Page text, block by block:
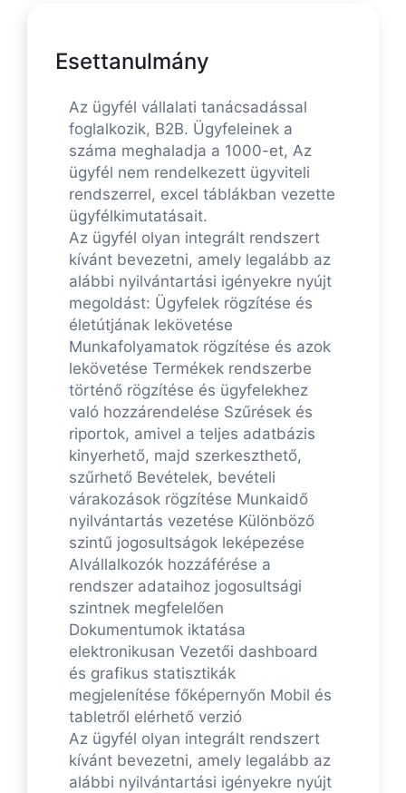
Esettanulmány
Az ügyfél vállalati tanácsadással
foglalkozik, B2B. Ügyfeleinek a
száma meghaladja a 1000-et, Az
ügyfél nem rendelkezett ügyviteli
rendszerrel, excel táblákban vezette
ügyfélkimutatásait.
Az ügyfél olyan integrált rendszert
kívánt bevezetni, amely legalább az
alábbi nyilvántartási igényekre nyújt
megoldást: Ügyfelek rögzítése és
életútjának lekövetése
Munkafolyamatok rögzítése és azok
lekövetése Termékek rendszerbe
történő rögzítése és ügyfelekhez
való hozzárendelése Szűrések és
riportok, amivel a teljes adatbázis
kinyerhető, majd szerkeszthető,
szűrhető Bevételek, bevételi
várakozások rögzítése Munkaidő
nyilvántartás vezetése Különböző
szintű jogosultságok leképezése
Alvállalkozók hozzáférése a
rendszer adataihoz jogosultsági
szintnek megfelelően
Dokumentumok iktatása
elektronikusan Vezetői dashboard
és grafikus statisztikák
megjelenítése főképernyőn Mobil és
tabletről elérhető verzió
Az ügyfél olyan integrált rendszert
kívánt bevezetni, amely legalább az
alábbi nyilvántartási igényekre nyújt